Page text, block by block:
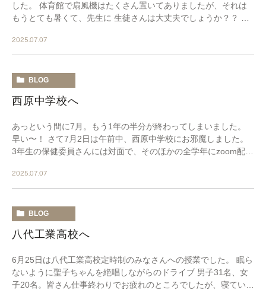
した。 体育館で扇風機はたくさん置いてありましたが、それは
もうとても暑くて、先生に 生徒さんは大丈夫でしょうか？？ と
2025.07.07
BLOG
西原中学校へ
あっという間に7月。もう1年の半分が終わってしまいました。
早い〜！ さて7月2日は午前中、西原中学校にお邪魔しました。
3年生の保健委員さんには対面で、そのほかの全学年にzoom配信
2025.07.07
BLOG
八代工業高校へ
6月25日は八代工業高校定時制のみなさんへの授業でした。 眠ら
ないように聖子ちゃんを絶唱しながらのドライブ 男子31名、女
子20名。皆さん仕事終わりでお疲れのところでしたが、寝ている